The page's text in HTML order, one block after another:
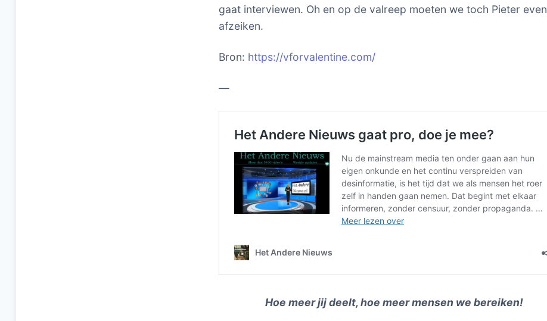
gaat interviewen. Oh en op de valreep moeten we toch Pieter even
afzeiken.
Bron: https://vforvalentine.com/
—
Hoe meer jij deelt, hoe meer mensen we bereiken!